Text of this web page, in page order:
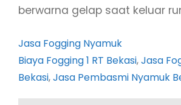
berwarna gelap saat keluar
Jasa Fogging Nyamuk
Biaya Fogging 1 RT Bekasi, Jasa
Bekasi, Jasa Pembasmi Nyamuk